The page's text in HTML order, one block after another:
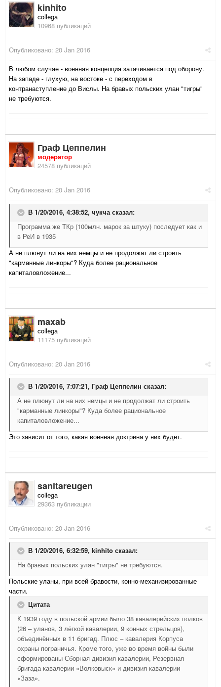
kinhito
collega
10968 публикаций
Опубликовано: 20 Jan 2016
В любом случае - военная концепция затачивается под оборону.
На западе - глухую, на востоке - с переходом в
контранаступление до Вислы. На бравых польских улан "тигры"
не требуются.
Граф Цеппелин
модератор
24578 публикаций
Опубликовано: 20 Jan 2016
В 1/20/2016, 4:38:52, чукчасказал:
Программа же ТКр (100млн. марок за штуку) последует как и
в РеИ в 1935
А не плюнут ли на них немцы и не продолжат ли строить
"карманные линкоры"? Куда более рациональное
капиталовложение...
maxab
collega
11175 публикаций
Опубликовано: 20 Jan 2016
В 1/20/2016, 7:07:21, Граф Цеппелин сказал:
А не плюнут ли на них немцы и не продолжат ли строить
"карманные линкоры"? Куда более рациональное
капиталовложение...
Это зависит от того, какая военная доктрина у них будет.
sanitareugen
collega
29363 публикации
Опубликовано: 20 Jan 2016
В 1/20/2016, 6:32:59, kinhito сказал:
На бравых польских улан "тигры" не требуются.
Польские уланы, при всей бравости, конно-механизированные
части.
Цитата
К 1939 году в польской армии было 38 кавалерийских полков
(26 – уланов, 3 лёгкой кавалерии, 9 конных стрельцов),
объединённых в 11 бригад. Плюс – кавалерия Корпуса
охраны пограничья. Кроме того, уже во время войны были
сформированы Сборная дивизия кавалерии, Резервная
бригада кавалерии «Волковыск» и дивизия кавалерии
«Заза».